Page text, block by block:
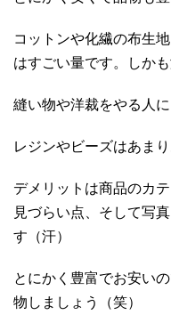
コットンや化繊の布生
はすごい量です。しかも
縫い物や洋裁をやる人に
レジンやビーズはあまり
デメリットは商品のカ
見づらい点、そして写
す（汗）
とにかく豊富でお安い
物しましょう（笑）